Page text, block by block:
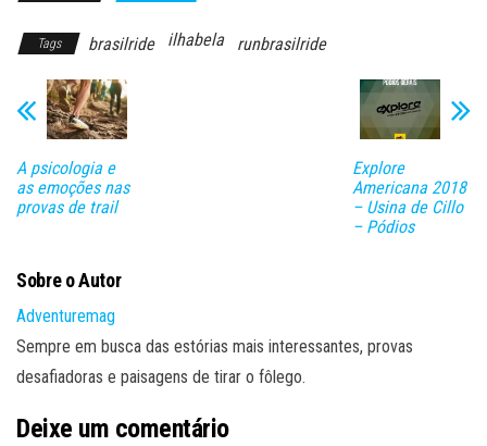
Tags brasilride ilhabela runbrasilride
A psicologia e
as emoções nas
provas de trail
Explore
Americana 2018
– Usina de Cillo
– Pódios
Sobre o Autor
Adventuremag
Sempre em busca das estórias mais interessantes, provas
desafiadoras e paisagens de tirar o fôlego.
Deixe um comentário